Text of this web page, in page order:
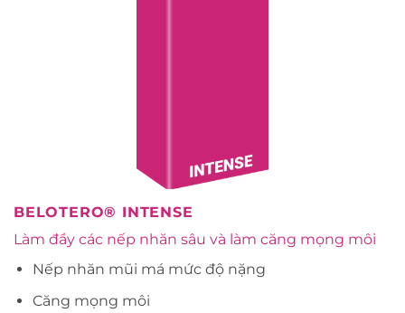
BELOTERO® INTENSE
Làm đầy các nếp nhăn sâu và làm căng mọng môi
Nếp nhăn mũi má mức độ nặng
Căng mọng môi